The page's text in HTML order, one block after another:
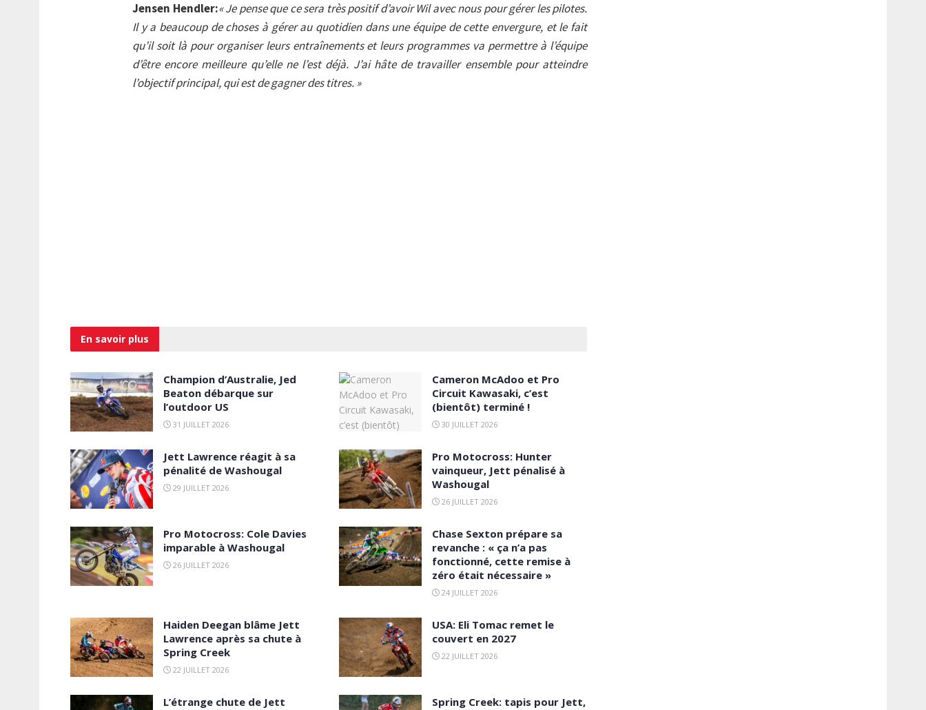
Jensen Hendler:« Je pense que ce sera très positif d’avoir Wil avec nous pour gérer les pilotes.
Il y a beaucoup de choses à gérer au quotidien dans une équipe de cette envergure, et le fait
qu’il soit là pour organiser leurs entraînements et leurs programmes va permettre à l’équipe
d’être encore meilleure qu’elle ne l’est déjà. J’ai hâte de travailler ensemble pour atteindre
l’objectif principal, qui est de gagner des titres. »
En savoir plus
Champion d’Australie, Jed
Beaton débarque sur
l’outdoor US
31 JUILLET 2026
Cameron McAdoo et Pro
Circuit Kawasaki, c’est
(bientôt) terminé !
30 JUILLET 2026
Jett Lawrence réagit à sa
pénalité de Washougal
29 JUILLET 2026
Pro Motocross: Hunter
vainqueur, Jett pénalisé à
Washougal
26 JUILLET 2026
Pro Motocross: Cole Davies
imparable à Washougal
26 JUILLET 2026
Chase Sexton prépare sa
revanche : « ça n’a pas
fonctionné, cette remise à
zéro était nécessaire »
24 JUILLET 2026
Haiden Deegan blâme Jett
Lawrence après sa chute à
Spring Creek
22 JUILLET 2026
USA: Eli Tomac remet le
couvert en 2027
22 JUILLET 2026
L’étrange chute de Jett
Spring Creek: tapis pour Jett,